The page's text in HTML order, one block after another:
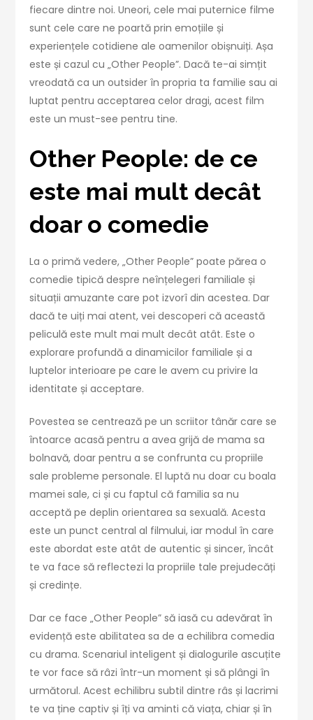
fiecare dintre noi. Uneori, cele mai puternice filme
sunt cele care ne poartă prin emoțiile și
experiențele cotidiene ale oamenilor obișnuiți. Așa
este și cazul cu „Other People”. Dacă te-ai simțit
vreodată ca un outsider în propria ta familie sau ai
luptat pentru acceptarea celor dragi, acest film
este un must-see pentru tine.
Other People: de ce
este mai mult decât
doar o comedie
La o primă vedere, „Other People” poate părea o
comedie tipică despre neînțelegeri familiale și
situații amuzante care pot izvorî din acestea. Dar
dacă te uiți mai atent, vei descoperi că această
peliculă este mult mai mult decât atât. Este o
explorare profundă a dinamicilor familiale și a
luptelor interioare pe care le avem cu privire la
identitate și acceptare.
Povestea se centrează pe un scriitor tânăr care se
întoarce acasă pentru a avea grijă de mama sa
bolnavă, doar pentru a se confrunta cu propriile
sale probleme personale. El luptă nu doar cu boala
mamei sale, ci și cu faptul că familia sa nu
acceptă pe deplin orientarea sa sexuală. Acesta
este un punct central al filmului, iar modul în care
este abordat este atât de autentic și sincer, încât
te va face să reflectezi la propriile tale prejudecăți
și credințe.
Dar ce face „Other People” să iasă cu adevărat în
evidență este abilitatea sa de a echilibra comedia
cu drama. Scenariul inteligent și dialogurile ascuțite
te vor face să râzi într-un moment și să plângi în
următorul. Acest echilibru subtil dintre râs și lacrimi
te va ține captiv și îți va aminti că viața, chiar și în